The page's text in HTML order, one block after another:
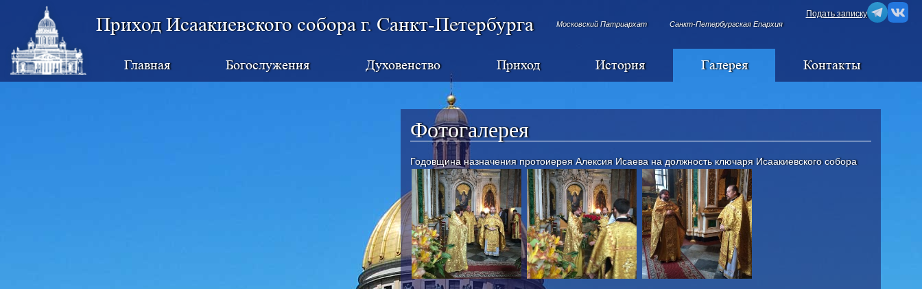
Приход Исаакиевского собора г. Санкт-Петербурга Московский Патриархат Санкт-Петербургская Епархия
Подать записку
Главная Богослужения Духовенство Приход История Галерея Контакты
Фотогалерея
Годовщина назначения протоиерея Алексия Исаева на должность ключаря Исаакиевского собора